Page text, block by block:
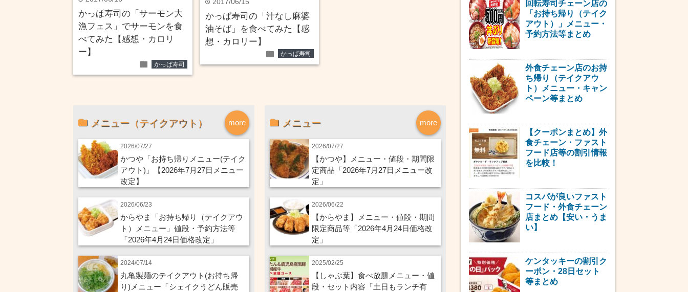
かっぱ寿司の「サーモン大
漁フェス」でサーモンを食
べてみた【感想・カロリ
ー】
folder かっぱ寿司
time 2017/06/15
かっぱ寿司の「汁なし麻婆
油そば」を食べてみた【感
想・カロリー】
folder かっぱ寿司
more
メニュー（テイクアウト）
2026/07/27
かつや「お持ち帰りメニュー(テイク
アウト)」【2026年7月27日メニュー
改定】
2026/06/23
からやま「お持ち帰り（テイクアウ
ト）メニュー」値段・予約方法等
「2026年4月24日価格改定」
2024/07/14
丸亀製麺のテイクアウト(お持ち帰
り)メニュー「シェイクうどん販売
more
メニュー
2026/07/27
【かつや】メニュー・値段・期間限
定商品「2026年7月27日メニュー改
定」
2026/06/22
【からやま】メニュー・値段・期間
限定商品等「2026年4月24日価格改
定」
2025/02/25
【しゃぶ葉】食べ放題メニュー・値
段・セット内容「土日もランチ有
回転寿司チェーン店の
「お持ち帰り（テイク
アウト）」メニュー・
予約方法等まとめ
外食チェーン店のお持
ち帰り（テイクアウ
ト）メニュー・キャン
ペーン等まとめ
【クーポンまとめ】外
食チェーン・ファスト
フード店等の割引情報
を比較！
コスパが良いファスト
フード・外食チェーン
店まとめ【安い・うま
い】
ケンタッキーの割引ク
ーポン・28日セット
等まとめ